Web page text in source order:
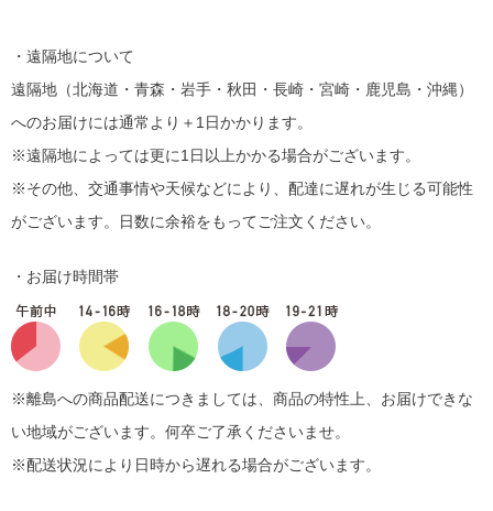
・遠隔地について
遠隔地（北海道・青森・岩手・秋田・長崎・宮崎・鹿児島・沖縄）
へのお届けには通常より＋1日かかります。
※遠隔地によっては更に1日以上かかる場合がございます。
※その他、交通事情や天候などにより、配達に遅れが生じる可能性
がございます。日数に余裕をもってご注文ください。
・お届け時間帯
※離島への商品配送につきましては、商品の特性上、お届けできな
い地域がございます。何卒ご了承くださいませ。
※配送状況により日時から遅れる場合がございます。